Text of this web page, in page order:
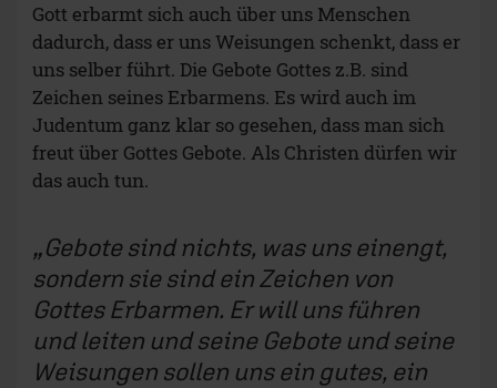
Gott erbarmt sich auch über uns Menschen
dadurch, dass er uns Weisungen schenkt, dass er
uns selber führt. Die Gebote Gottes z.B. sind
Zeichen seines Erbarmens. Es wird auch im
Judentum ganz klar so gesehen, dass man sich
freut über Gottes Gebote. Als Christen dürfen wir
das auch tun.
Gebote sind nichts, was uns einengt,
sondern sie sind ein Zeichen von
Gottes Erbarmen. Er will uns führen
und leiten und seine Gebote und seine
Weisungen sollen uns ein gutes, ein